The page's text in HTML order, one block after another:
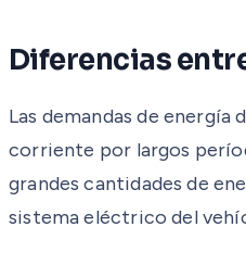
Diferencias
Las demandas de
corriente por largos
grandes cantidades de
sistema eléctrico del